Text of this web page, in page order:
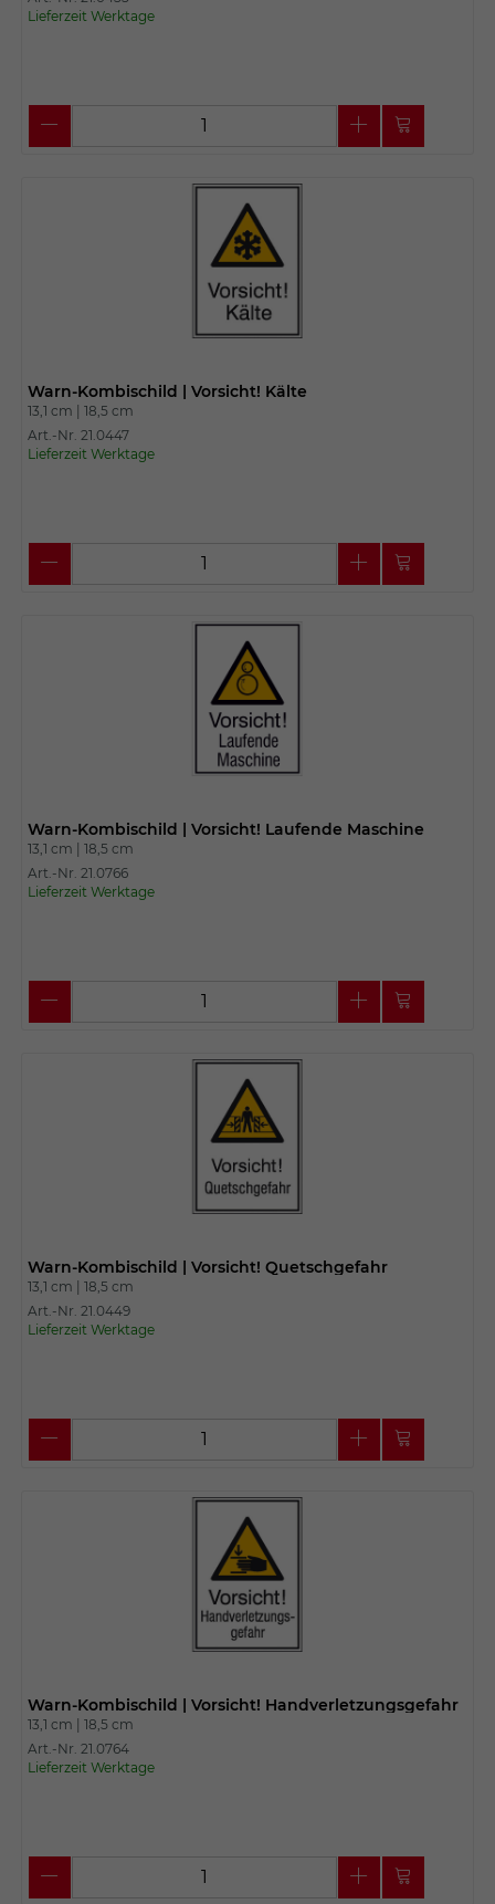
Lieferzeit Werktage
Warn-Kombischild | Vorsicht! Kälte
13,1 cm | 18,5 cm
Art.-Nr. 21.0447
Lieferzeit Werktage
Warn-Kombischild | Vorsicht! Laufende Maschine
13,1 cm | 18,5 cm
Art.-Nr. 21.0766
Lieferzeit Werktage
Warn-Kombischild | Vorsicht! Quetschgefahr
13,1 cm | 18,5 cm
Art.-Nr. 21.0449
Lieferzeit Werktage
Warn-Kombischild | Vorsicht! Handverletzungsgefahr
13,1 cm | 18,5 cm
Art.-Nr. 21.0764
Lieferzeit Werktage